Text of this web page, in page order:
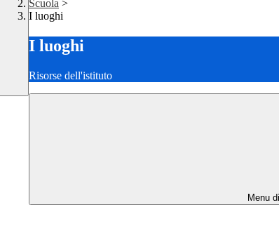
Scuola >
I luoghi
I luoghi
Risorse dell'istituto
Menu